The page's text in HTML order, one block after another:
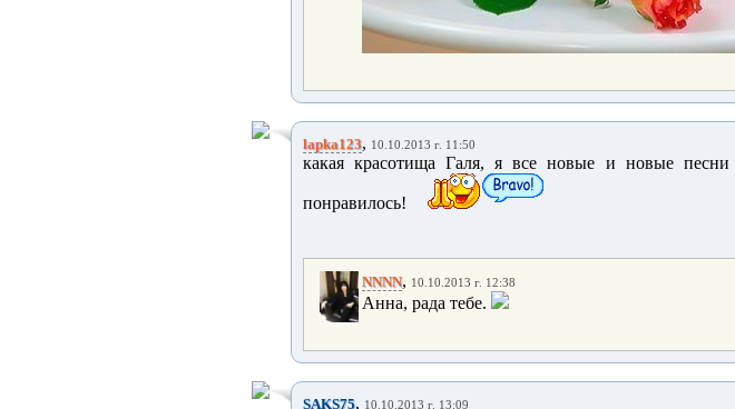
lapka123, 10.10.2013 г. 11:50
какая красотища Галя, я все новые и новые песни
понравилось!
NNNN, 10.10.2013 г. 12:38
Анна, рада тебе.
SAKS75, 10.10.2013 г. 13:09